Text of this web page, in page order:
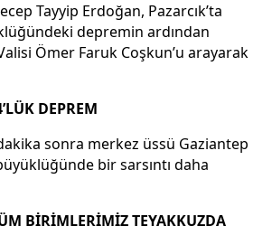
Tayyip Erdoğan, Pazarcık’ta
depremin ardından
Ömer Faruk Coşkun’u arayarak
DEPREM
sonra merkez üssü Gaziantep
bir sarsıntı daha
BİRİMLERİMİZ TEYAKKUZDA